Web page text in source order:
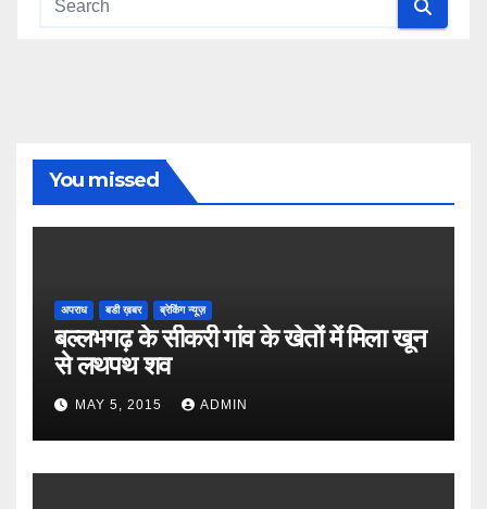
You missed
अपराध बडी ख़बर ब्रेकिंग न्यूज़
बल्लभगढ़ के सीकरी गांव के खेतों में मिला खून
से लथपथ शव
MAY 5, 2015 ADMIN